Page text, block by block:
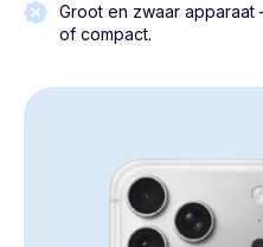
Groot en zwaar apparaat
of compact.